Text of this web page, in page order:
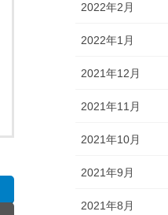
2022年2月
2022年1月
2021年12月
2021年11月
2021年10月
2021年9月
2021年8月